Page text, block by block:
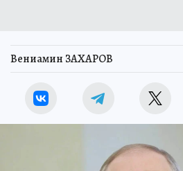
Вениамин ЗАХАРОВ